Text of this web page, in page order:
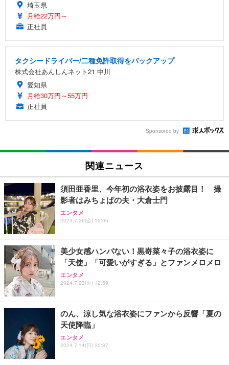
埼玉県
月給22万円～
正社員
タクシードライバー/二種免許取得をバックアップ
株式会社あんしんネット21 中川
愛知県
月給30万円～55万円
正社員
Sponsored by
関連ニュース
須田亜香里、今年初の浴衣姿をお披露目！ 撮
影者はみちょぱの夫・大倉士門
エンタメ
2024.7.26(金) 15:05
美少女感ハンパない！黒嵜菜々子の浴衣姿に
「天使」「可愛いがすぎる」とファンメロメロ
エンタメ
2024.7.23(火) 12:59
のん、涼し気な浴衣姿にファンから反響「夏の
天使降臨」
エンタメ
2024.7.14(日) 20:37